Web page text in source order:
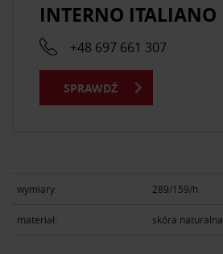
wymiary: 289/159/h
materiał: skóra naturalna
INTERNO ITALIANO
+48 697 661 307
SPRAWDŹ